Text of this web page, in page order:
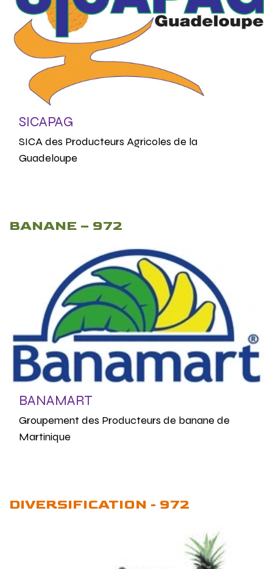
SICAPAG
SICA des Producteurs Agricoles de la
Guadeloupe
BANANE – 972
BANAMART
Groupement des Producteurs de banane de
Martinique
DIVERSIFICATION - 972